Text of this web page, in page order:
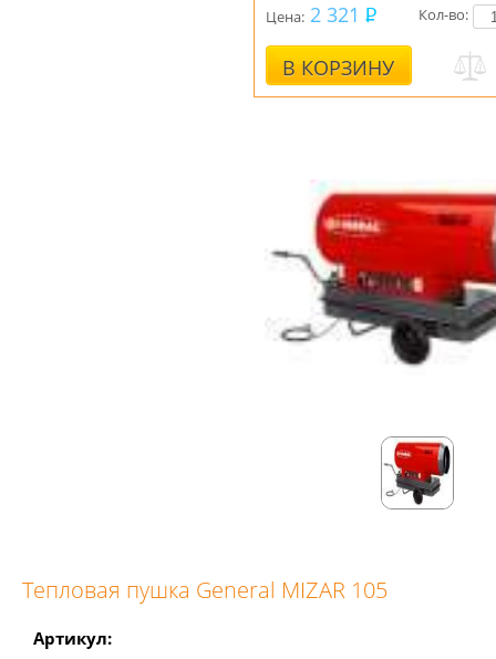
Цена: 2 321
В КОРЗИНУ
Кол-во:
Тепловая пушка General MIZAR 105
Артикул: